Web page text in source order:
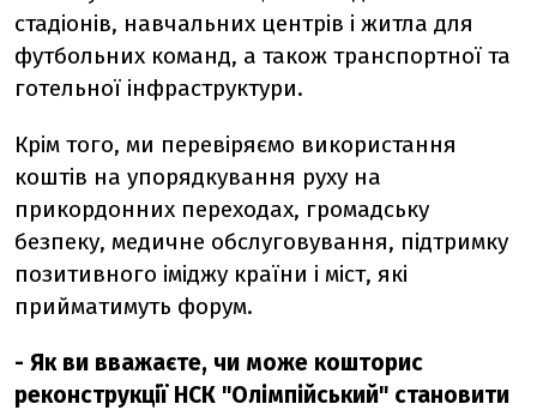
стадіонів, навчальних центрів і житла для
футбольних команд, а також транспортної та
готельної інфраструктури.
Крім того, ми перевіряємо використання
коштів на упорядкування руху на
прикордонних переходах, громадську
безпеку, медичне обслуговування, підтримку
позитивного іміджу країни і міст, які
прийматимуть форум.
- Як ви вважаєте, чи може кошторис
реконструкції НСК "Олімпійський" становити